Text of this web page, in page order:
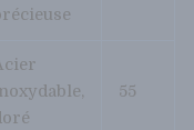
55